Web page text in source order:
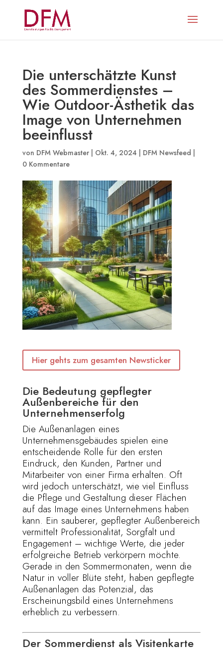
Die unterschätzte Kunst
des Sommerdienstes –
Wie Outdoor-Ästhetik das
Image von Unternehmen
beeinflusst
von DFM Webmaster| Okt. 4, 2024 DFM Newsfeed
0 Kommentare
Hier gehts zum gesamten Newsticker
Die Bedeutung gepflegter
Außenbereiche für den
Unternehmenserfolg
Die Außenanlagen eines
Unternehmensgebäudes spielen eine
entscheidende Rolle für den ersten
Eindruck, den Kunden, Partner und
Mitarbeiter von einer Firma erhalten. Oft
wird jedoch unterschätzt, wie viel Einfluss
die Pflege und Gestaltung dieser Flächen
auf das Image eines Unternehmens haben
kann. Ein sauberer, gepflegter Außenbereich
vermittelt Professionalität, Sorgfalt und
Engagement – wichtige Werte, die jeder
erfolgreiche Betrieb verkörpern möchte.
Gerade in den Sommermonaten, wenn die
Natur in voller Blüte steht, haben gepflegte
Außenanlagen das Potenzial, das
Erscheinungsbild eines Unternehmens
erheblich zu verbessern.
Der Sommerdienst als Visitenkarte